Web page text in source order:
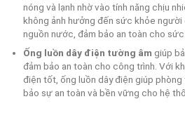
nóng và lạnh nhờ vào tính năng chịu
không ảnh hưởng đến sức khỏe người
nguồn nước, đảm bảo an toàn cho sức
Ống luồn dây điện tường âm giúp
đảm bảo an toàn cho công trình. Với
điện tốt, ống luồn dây điện giúp
bảo sự an toàn và bền vững cho hệ